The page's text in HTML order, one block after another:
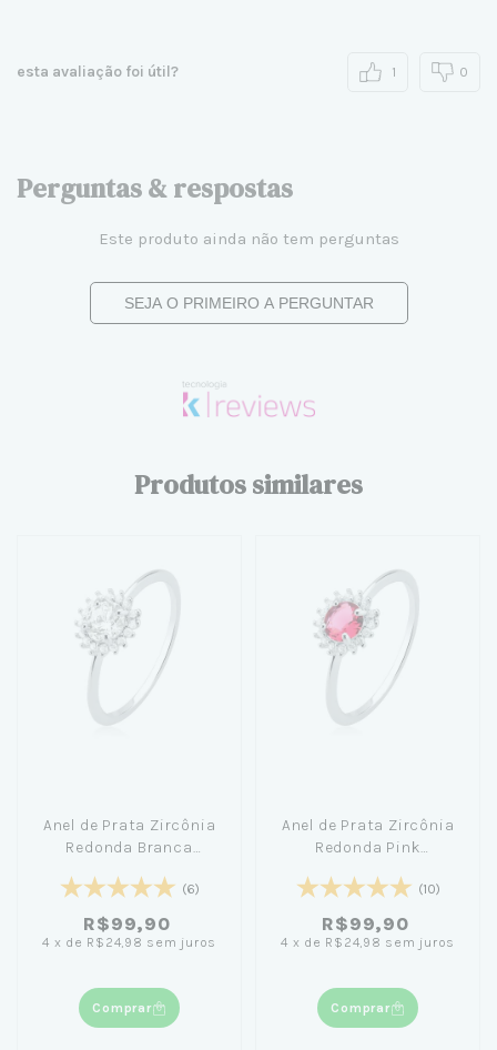
esta avaliação foi útil? 1 0
Perguntas & respostas
Este produto ainda não tem perguntas
SEJA O PRIMEIRO A PERGUNTAR
Produtos similares
Anel de Prata Zircônia
Redonda Branca
(6)
R$99,90
4 x de R$24,98 sem juros
Comprar
Anel de Prata Zircônia
Redonda Pink
(10)
R$99,90
4 x de R$24,98 sem juros
Comprar